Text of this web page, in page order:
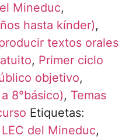
Mineduc,
hasta kínder),
textos orales
, Primer ciclo
objetivo,
8°básico), Temas
Etiquetas:
del Mineduc,